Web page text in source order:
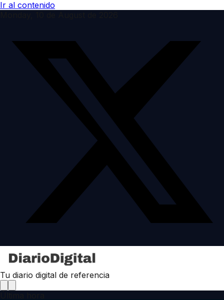
Ir al contenido
Tu diario digital de referencia